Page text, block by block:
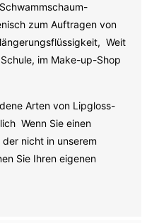
zum Auftragen von
Weit
im Make-up-Shop
Arten von Lipgloss-
Wenn Sie einen
nicht in unserem
Sie Ihren eigenen